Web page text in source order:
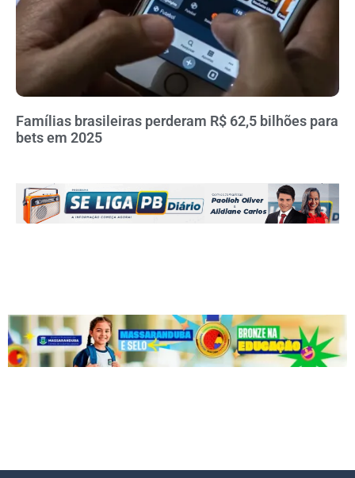
Famílias brasileiras perderam R$ 62,5 bilhões para
bets em 2025